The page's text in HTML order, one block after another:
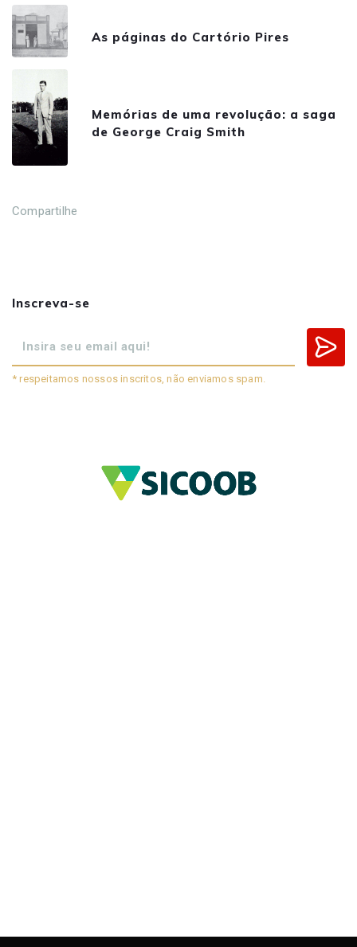
As páginas do Cartório Pires
Memórias de uma revolução: a saga
de George Craig Smith
Compartilhe
Inscreva-se
* respeitamos nossos inscritos, não enviamos spam.